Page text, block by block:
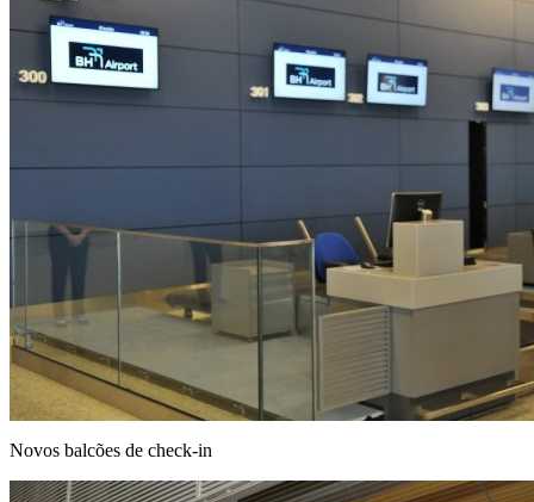
Novos balcões de check-in